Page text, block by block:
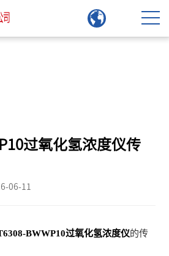
过氧化氢浓度仪传
06-11
BWWP10过氧化氢浓度仪的传